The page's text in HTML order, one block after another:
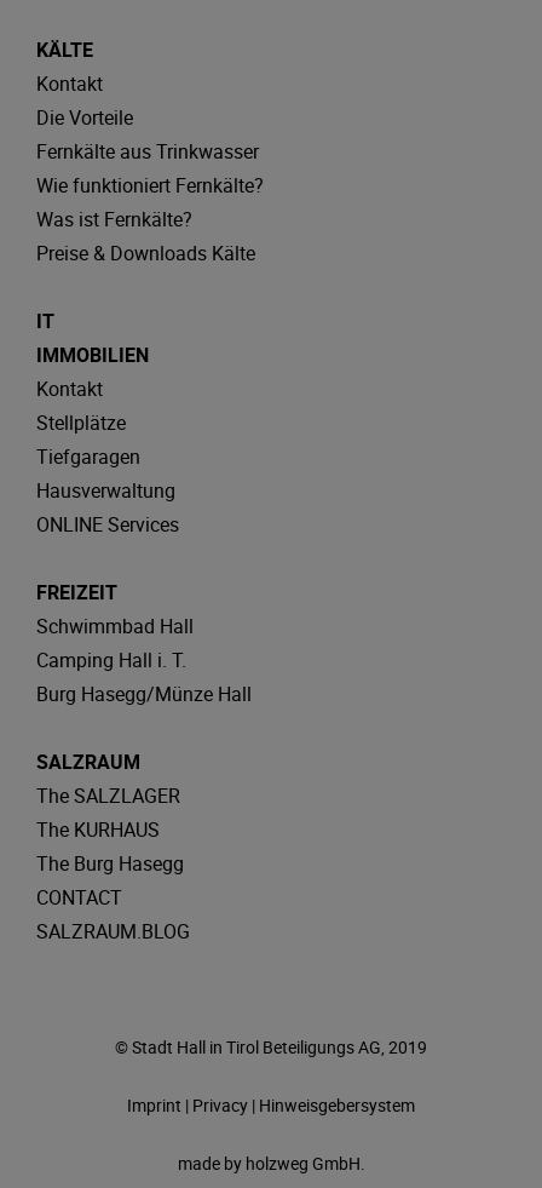
KÄLTE
Kontakt
Die Vorteile
Fernkälte aus Trinkwasser
Wie funktioniert Fernkälte?
Was ist Fernkälte?
Preise & Downloads Kälte
IT
IMMOBILIEN
Kontakt
Stellplätze
Tiefgaragen
Hausverwaltung
ONLINE Services
FREIZEIT
Schwimmbad Hall
Camping Hall i. T.
Burg Hasegg/Münze Hall
SALZRAUM
The SALZLAGER
The KURHAUS
The Burg Hasegg
CONTACT
SALZRAUM.BLOG
© Stadt Hall in Tirol Beteiligungs AG, 2019
Imprint | Privacy | Hinweisgebersystem
made by holzweg GmbH.